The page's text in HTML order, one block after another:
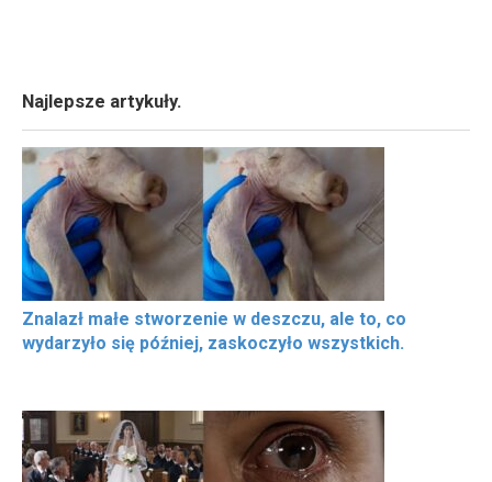
Najlepsze artykuły.
Znalazł małe stworzenie w deszczu, ale to, co
wydarzyło się później, zaskoczyło wszystkich.